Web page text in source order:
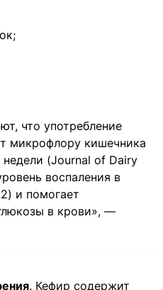
что употребление
микрофлору кишечника
(Journal of Dairy
воспаления в
и помогает
в крови», —
. Кефир содержит